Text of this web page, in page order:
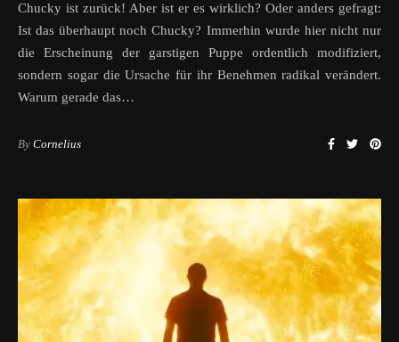
Chucky ist zurück! Aber ist er es wirklich? Oder anders gefragt:
Ist das überhaupt noch Chucky? Immerhin wurde hier nicht nur
die Erscheinung der garstigen Puppe ordentlich modifiziert,
sondern sogar die Ursache für ihr Benehmen radikal verändert.
Warum gerade das…
By Cornelius